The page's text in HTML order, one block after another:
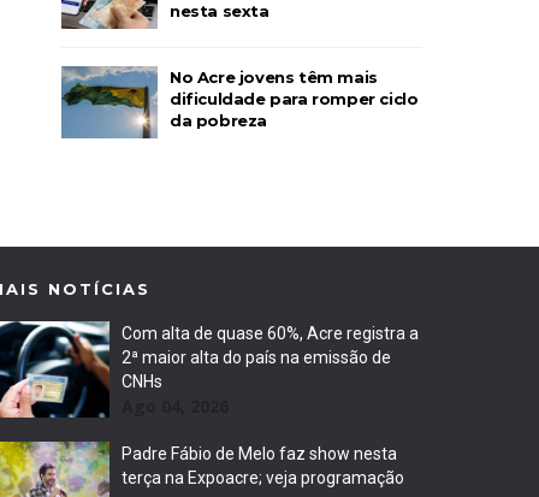
nesta sexta
No Acre jovens têm mais
dificuldade para romper ciclo
da pobreza
NOTÍCIAS
Com alta de quase 60%, Acre registra a
2ª maior alta do país na emissão de
CNHs
Padre Fábio de Melo faz show nesta
terça na Expoacre; veja programação